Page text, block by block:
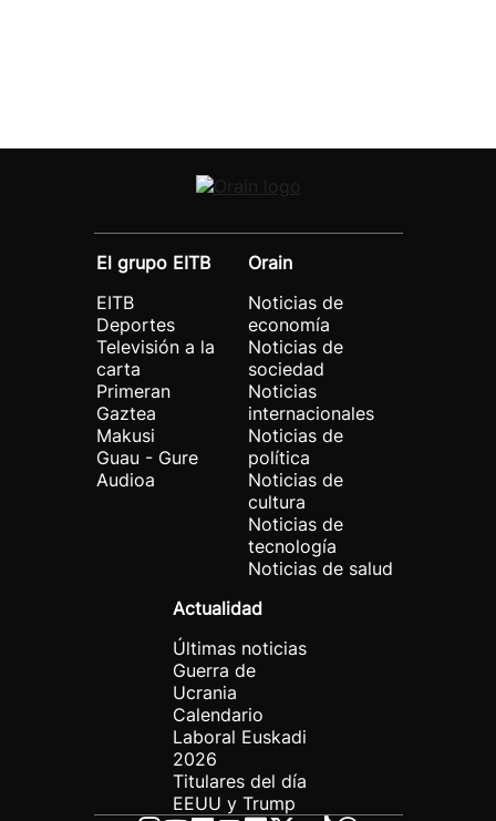
El grupo EITB
EITB
Deportes
Televisión a la
carta
Primeran
Gaztea
Makusi
Guau - Gure
Audioa
Orain
Noticias de
economía
Noticias de
sociedad
Noticias
internacionales
Noticias de
política
Noticias de
cultura
Noticias de
tecnología
Noticias de salud
Actualidad
Últimas noticias
Guerra de
Ucrania
Calendario
Laboral Euskadi
2026
Titulares del día
EEUU y Trump